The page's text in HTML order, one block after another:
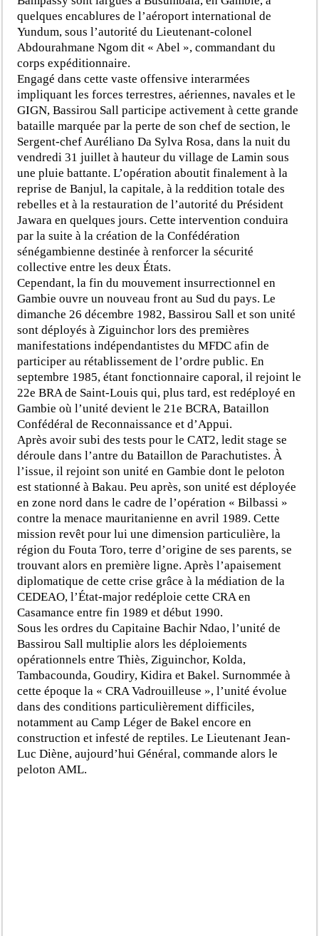
quelques encablures de l’aéroport international de
Yundum, sous l’autorité du Lieutenant-colonel
Abdourahmane Ngom dit « Abel », commandant du
corps expéditionnaire.
Engagé dans cette vaste offensive interarmées
impliquant les forces terrestres, aériennes, navales et le
GIGN, Bassirou Sall participe activement à cette grande
bataille marquée par la perte de son chef de section, le
Sergent-chef Auréliano Da Sylva Rosa, dans la nuit du
vendredi 31 juillet à hauteur du village de Lamin sous
une pluie battante. L’opération aboutit finalement à la
reprise de Banjul, la capitale, à la reddition totale des
rebelles et à la restauration de l’autorité du Président
Jawara en quelques jours. Cette intervention conduira
par la suite à la création de la Confédération
sénégambienne destinée à renforcer la sécurité
collective entre les deux États.
Cependant, la fin du mouvement insurrectionnel en
Gambie ouvre un nouveau front au Sud du pays. Le
dimanche 26 décembre 1982, Bassirou Sall et son unité
sont déployés à Ziguinchor lors des premières
manifestations indépendantistes du MFDC afin de
participer au rétablissement de l’ordre public. En
septembre 1985, étant fonctionnaire caporal, il rejoint le
22e BRA de Saint-Louis qui, plus tard, est redéployé en
Gambie où l’unité devient le 21e BCRA, Bataillon
Confédéral de Reconnaissance et d’Appui.
Après avoir subi des tests pour le CAT2, ledit stage se
déroule dans l’antre du Bataillon de Parachutistes. À
l’issue, il rejoint son unité en Gambie dont le peloton
est stationné à Bakau. Peu après, son unité est déployée
en zone nord dans le cadre de l’opération « Bilbassi »
contre la menace mauritanienne en avril 1989. Cette
mission revêt pour lui une dimension particulière, la
région du Fouta Toro, terre d’origine de ses parents, se
trouvant alors en première ligne. Après l’apaisement
diplomatique de cette crise grâce à la médiation de la
CEDEAO, l’État-major redéploie cette CRA en
Casamance entre fin 1989 et début 1990.
Sous les ordres du Capitaine Bachir Ndao, l’unité de
Bassirou Sall multiplie alors les déploiements
opérationnels entre Thiès, Ziguinchor, Kolda,
Tambacounda, Goudiry, Kidira et Bakel. Surnommée à
cette époque la « CRA Vadrouilleuse », l’unité évolue
dans des conditions particulièrement difficiles,
notamment au Camp Léger de Bakel encore en
construction et infesté de reptiles. Le Lieutenant Jean-
Luc Diène, aujourd’hui Général, commande alors le
peloton AML.